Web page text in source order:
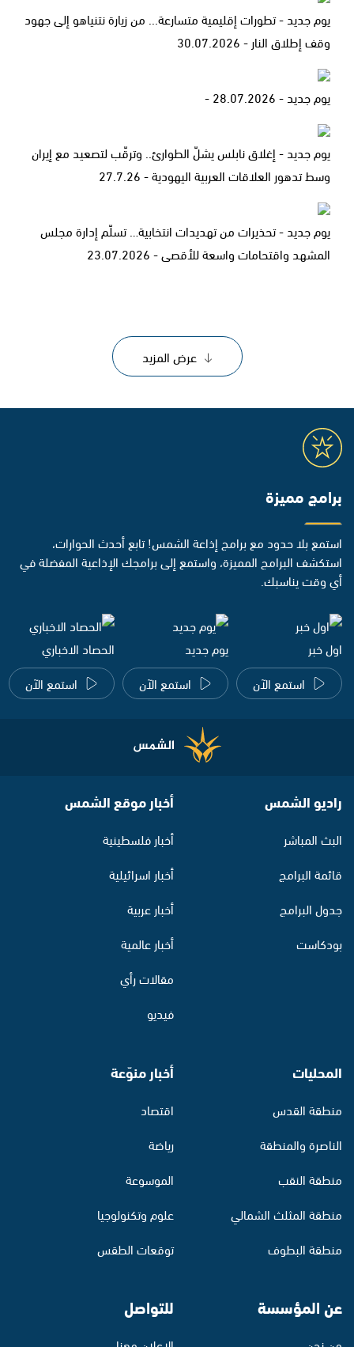
يوم جديد - تطورات إقليمية متسارعة... من زيارة نتنياهو إلى جهود
وقف إطلاق النار - 30.07.2026
يوم جديد - 28.07.2026 -
يوم جديد - إغلاق نابلس يشلّ الطوارئ.. وترقّب لتصعيد مع إيران
وسط تدهور العلاقات العربية اليهودية - 27.7.26
يوم جديد - تحذيرات من تهديدات انتخابية… تسلّم إدارة مجلس
المشهد واقتحامات واسعة للأقصى - 23.07.2026
عرض المزيد
برامج مميزة
استمع بلا حدود مع برامج إذاعة الشمس! تابع أحدث الحوارات،
استكشف البرامج المميزة، واستمع إلى برامجك الإذاعية المفضلة في
أي وقت يناسبك.
اول خبر
استمع الآن
يوم جديد
استمع الآن
الحصاد الاخباري
استمع الآن
راديو الشمس
البث المباشر
قائمة البرامج
جدول البرامج
بودكاست
أخبار موقع الشمس
أخبار فلسطينية
أخبار اسرائيلية
أخبار عربية
أخبار عالمية
مقالات رأي
فيديو
المحليات
منطقة القدس
الناصرة والمنطقة
منطقة النقب
منطقة المثلث الشمالي
منطقة البطوف
أخبار منوّعة
اقتصاد
رياضة
الموسوعة
علوم وتكنولوجيا
توقعات الطقس
عن المؤسسة للتواصل